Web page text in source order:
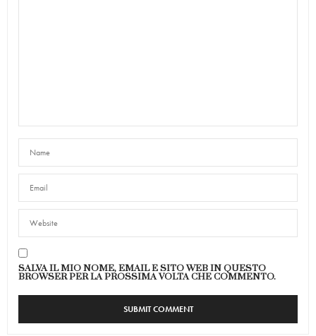
SALVA IL MIO NOME, EMAIL E SITO WEB IN QUESTO
BROWSER PER LA PROSSIMA VOLTA CHE COMMENTO.